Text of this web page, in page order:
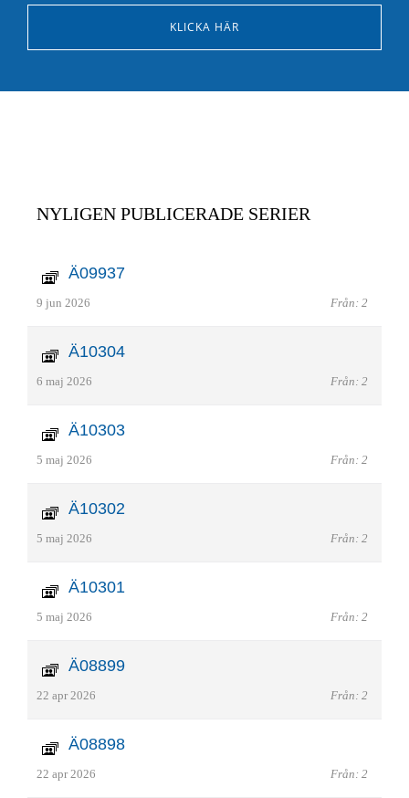
KLICKA HÄR
NYLIGEN PUBLICERADE SERIER
Ä09937
9 jun 2026 Från: 2
Ä10304
6 maj 2026 Från: 2
Ä10303
5 maj 2026 Från: 2
Ä10302
5 maj 2026 Från: 2
Ä10301
5 maj 2026 Från: 2
Ä08899
22 apr 2026 Från: 2
Ä08898
22 apr 2026 Från: 2